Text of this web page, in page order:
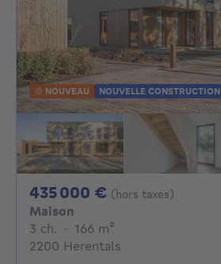
NOUVEAU NOUVELLE CONSTRUCTION
435 000 € 435000€
(hors taxes)
Maison
3 ch. 3 chambres
· 166 m²
2200 Herentals